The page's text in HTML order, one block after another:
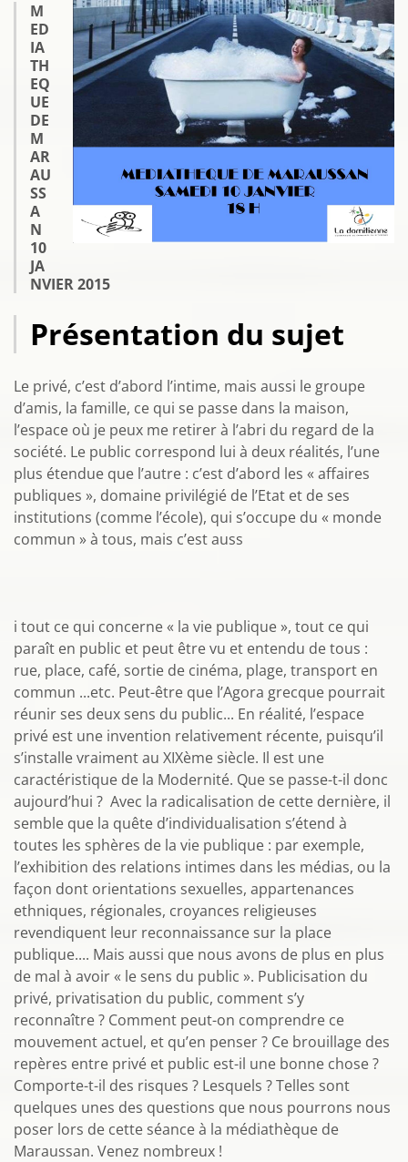
M
ED
IA
TH
EQ
UE
DE
M
AR
AU
SS
A
N
10
JA
NVIER 2015
Présentation du sujet
Le privé, c’est d’abord l’intime, mais aussi le groupe
d’amis, la famille, ce qui se passe dans la maison,
l’espace où je peux me retirer à l’abri du regard de la
société. Le public correspond lui à deux réalités, l’une
plus étendue que l’autre : c’est d’abord les « affaires
publiques », domaine privilégié de l’Etat et de ses
institutions (comme l’école), qui s’occupe du « monde
commun » à tous, mais c’est auss
i tout ce qui concerne « la vie publique », tout ce qui
paraît en public et peut être vu et entendu de tous :
rue, place, café, sortie de cinéma, plage, transport en
commun ...etc. Peut-être que l’Agora grecque pourrait
réunir ses deux sens du public... En réalité, l’espace
privé est une invention relativement récente, puisqu’il
s’installe vraiment au XIXème siècle. Il est une
caractéristique de la Modernité. Que se passe-t-il donc
aujourd’hui ? Avec la radicalisation de cette dernière, il
semble que la quête d’individualisation s’étend à
toutes les sphères de la vie publique : par exemple,
l’exhibition des relations intimes dans les médias, ou la
façon dont orientations sexuelles, appartenances
ethniques, régionales, croyances religieuses
revendiquent leur reconnaissance sur la place
publique.... Mais aussi que nous avons de plus en plus
de mal à avoir « le sens du public ». Publicisation du
privé, privatisation du public, comment s’y
reconnaître ? Comment peut-on comprendre ce
mouvement actuel, et qu’en penser ? Ce brouillage des
repères entre privé et public est-il une bonne chose ?
Comporte-t-il des risques ? Lesquels ? Telles sont
quelques unes des questions que nous pourrons nous
poser lors de cette séance à la médiathèque de
Maraussan. Venez nombreux !